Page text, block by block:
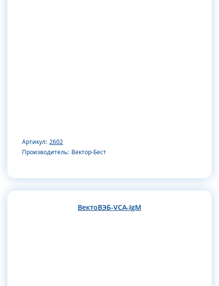
Артикул: 2602
Производитель: Вектор-Бест
ВектоВЭБ-VCA-IgM